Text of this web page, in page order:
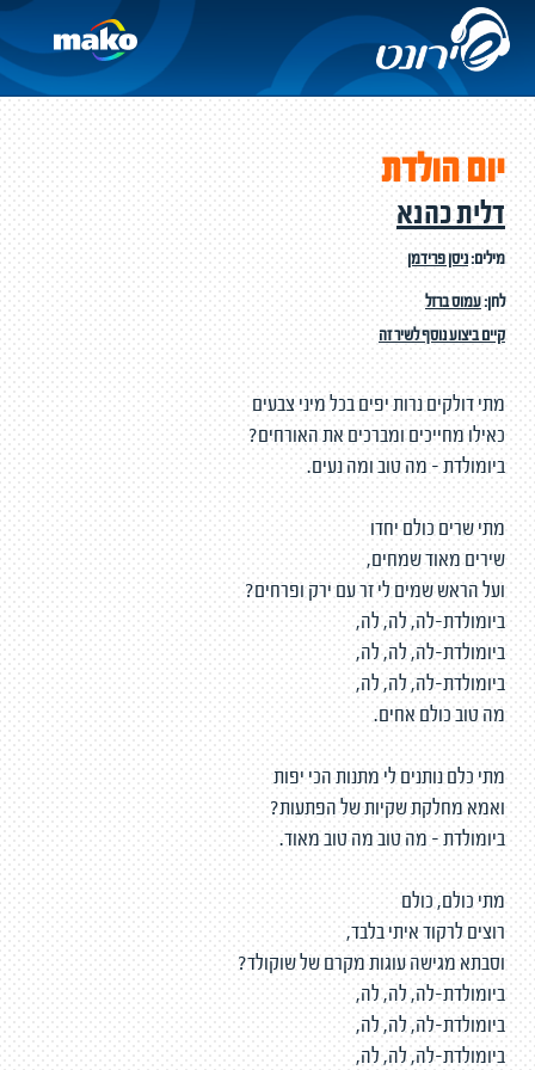
יום הולדת
דלית כהנא
מילים:ניסן פרידמן
לחן:עמוס ברזל
קיים ביצוע נוסף לשיר זה
מתי דולקים נרות יפים בכל מיני צבעים
כאילו מחייכים ומברכים את האורחים?
ביומולדת - מה טוב ומה נעים.
מתי שרים כולם יחדו
שירים מאוד שמחים,
ועל הראש שמים לי זר עם ירק ופרחים?
ביומולדת-לה, לה, לה,
ביומולדת-לה, לה, לה,
ביומולדת-לה, לה, לה,
מה טוב כולם אחים.
מתי כלם נותנים לי מתנות הכי יפות
ואמא מחלקת שקיות של הפתעות?
ביומולדת - מה טוב מה טוב מאוד.
מתי כולם, כולם
רוצים לרקוד איתי בלבד,
וסבתא מגישה עוגות מקרם של שוקולד?
ביומולדת-לה, לה, לה,
ביומולדת-לה, לה, לה,
ביומולדת-לה, לה, לה,